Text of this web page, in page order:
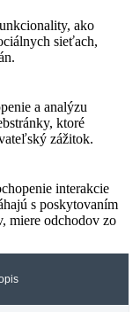
ako
sieťach,
a analýzu
ktoré
zážitok.
interakcie
s poskytovaním
miere odchodov zo